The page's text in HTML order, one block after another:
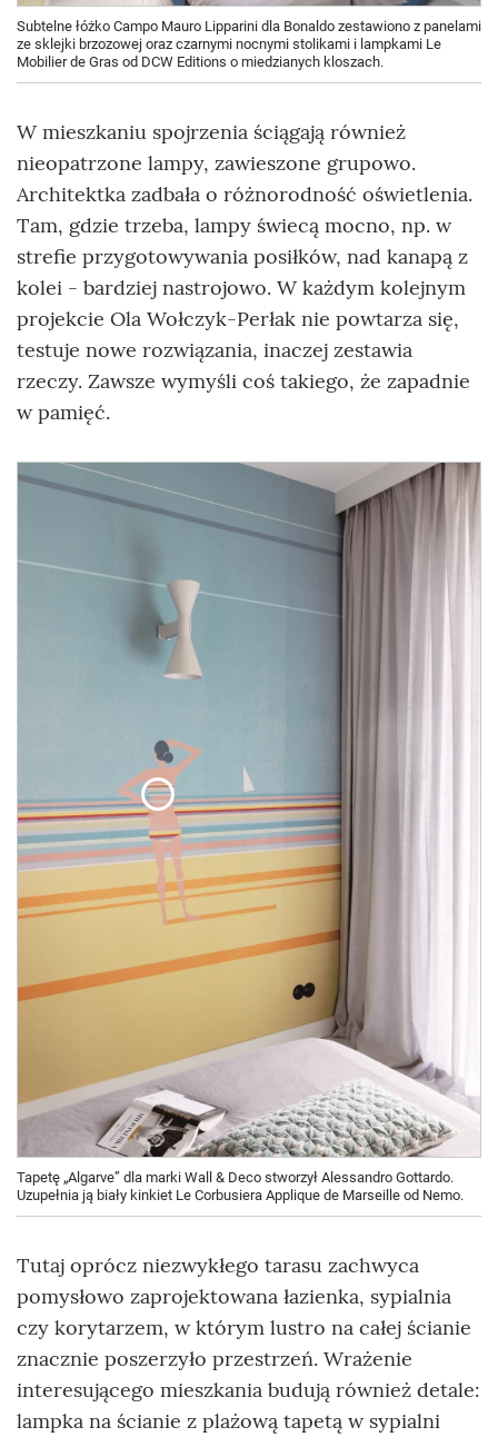
Subtelne łóżko Campo Mauro Lipparini dla Bonaldo zestawiono z panelami
ze sklejki brzozowej oraz czarnymi nocnymi stolikami i lampkami Le
Mobilier de Gras od DCW Editions o miedzianych kloszach.
W mieszkaniu spojrzenia ściągają również
nieopatrzone lampy, zawieszone grupowo.
Architektka zadbała o różnorodność oświetlenia.
Tam, gdzie trzeba, lampy świecą mocno, np. w
strefie przygotowywania posiłków, nad kanapą z
kolei - bardziej nastrojowo. W każdym kolejnym
projekcie Ola Wołczyk-Perłak nie powtarza się,
testuje nowe rozwiązania, inaczej zestawia
rzeczy. Zawsze wymyśli coś takiego, że zapadnie
w pamięć.
Tapetę „Algarve” dla marki Wall & Deco stworzył Alessandro Gottardo.
Uzupełnia ją biały kinkiet Le Corbusiera Applique de Marseille od Nemo.
Tutaj oprócz niezwykłego tarasu zachwyca
pomysłowo zaprojektowana łazienka, sypialnia
czy korytarzem, w którym lustro na całej ścianie
znacznie poszerzyło przestrzeń. Wrażenie
interesującego mieszkania budują również detale:
lampka na ścianie z plażową tapetą w sypialni